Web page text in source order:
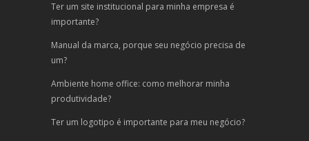
Ter um site institucional para minha empresa é
importante?
Manual da marca, porque seu negócio precisa de
um?
Ambiente home office: como melhorar minha
produtividade?
Ter um logotipo é importante para meu negócio?